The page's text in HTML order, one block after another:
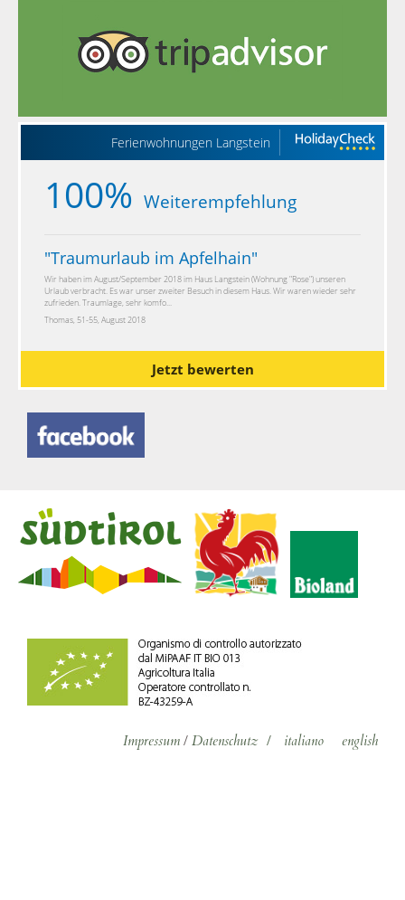
Ferienwohnungen Langstein
100% Weiterempfehlung
"Traumurlaub im Apfelhain"
Wir haben im August/September 2018 im Haus Langstein (Wohnung "Rose") unseren
Urlaub verbracht. Es war unser zweiter Besuch in diesem Haus. Wir waren wieder sehr
zufrieden. Traumlage, sehr komfo...
Thomas, 51-55, August 2018
Jetzt bewerten
Impressum / Datenschutz / italiano english